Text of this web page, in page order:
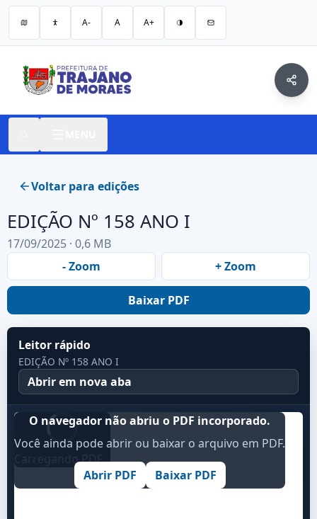
A- A A+
Voltar para edições
EDIÇÃO Nº 158 ANO I
17/09/2025 · 0,6 MB
- Zoom
+ Zoom
Baixar PDF
Leitor rápido
EDIÇÃO Nº 158 ANO I
Abrir em nova aba
Carregando PDF...
O navegador não abriu o PDF incorporado.
Você ainda pode abrir ou baixar o arquivo em PDF.
Abrir PDF Baixar PDF